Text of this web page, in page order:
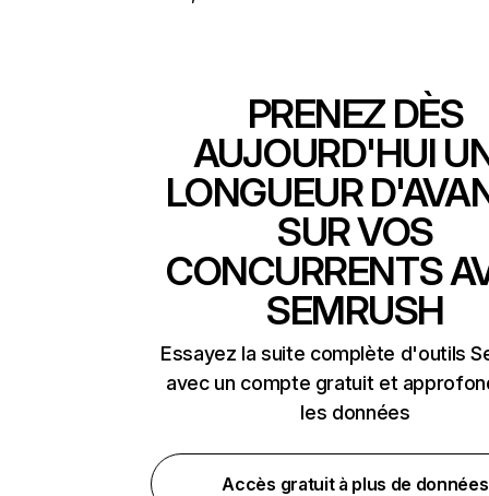
PRENEZ DÈS
AUJOURD'HUI
LONGUEUR
SUR VOS
CONCURRENTS
SEMRUSH
Essayez la suite complète d'outils
avec un compte gratuit et
les données
Accès gratuit à plus de données